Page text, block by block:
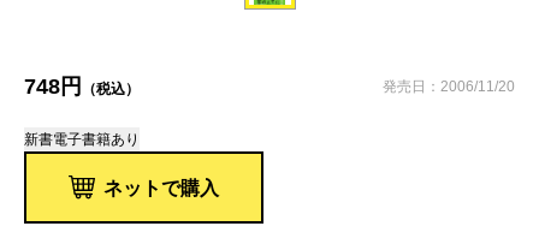
748円 （税込） 発売日：2006/11/20
新書電子書籍あり
ネットで購入